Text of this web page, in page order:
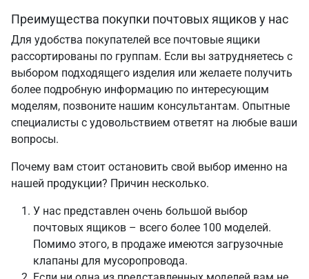
Преимущества покупки почтовых ящиков у нас
Для удобства покупателей все почтовые ящики
рассортированы по группам. Если вы затрудняетесь с
выбором подходящего изделия или желаете получить
более подробную информацию по интересующим
моделям, позвоните нашим консультантам. Опытные
специалисты с удовольствием ответят на любые ваши
вопросы.
Почему вам стоит остановить свой выбор именно на
нашей продукции? Причин несколько.
У нас представлен очень большой выбор
почтовых ящиков – всего более 100 моделей.
Помимо этого, в продаже имеются загрузочные
клапаны для мусоропровода.